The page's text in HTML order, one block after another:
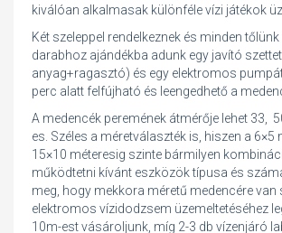
kiválóan alkalmasak különféle vízi játékok
Két szeleppel rendelkeznek és minden
darabhoz ajándékba adunk egy javító
anyag+ragasztó) és egy elektromos
perc alatt felfújható és leengedhető a
A medencék peremének átmérője lehet 33,
es. Széles a méretválaszték is, hiszen a 6×5
15×10 méteresig szinte bármilyen
működtetni kívánt eszközök típusa és
meg, hogy mekkora méretű medencére van
elektromos vízidodzsem üzemeltetéséhez
10m-est vásároljunk, míg 2-3 db vízenjáró